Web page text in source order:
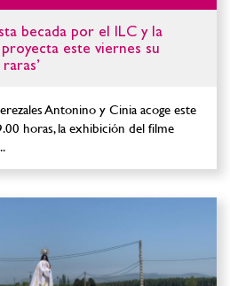
becada por el ILC y la
este viernes su
Antonino y Cinia acoge este
horas, la exhibición del filme